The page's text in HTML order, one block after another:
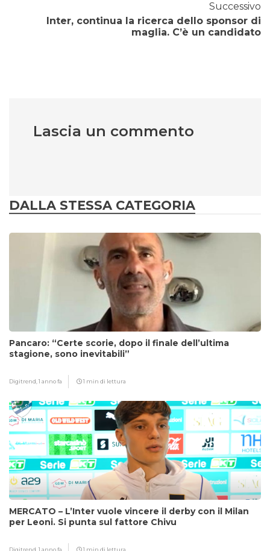
Successivo
Inter, continua la ricerca dello sponsor di
maglia. C’è un candidato
Lascia un commento
DALLA STESSA CATEGORIA
Pancaro: “Certe scorie, dopo il finale dell’ultima
stagione, sono inevitabili”
Digitrend,1 anno fa 1 min di lettura
MERCATO – L’Inter vuole vincere il derby con il Milan
per Leoni. Si punta sul fattore Chivu
Digitrend,1 anno fa 1 min di lettura